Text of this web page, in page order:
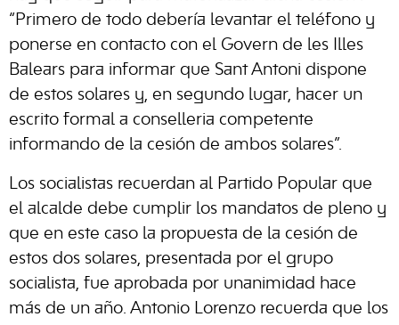
“Primero de todo debería levantar el teléfono y
ponerse en contacto con el Govern de les Illes
Balears para informar que Sant Antoni dispone
de estos solares y, en segundo lugar, hacer un
escrito formal a conselleria competente
informando de la cesión de ambos solares”.
Los socialistas recuerdan al Partido Popular que
el alcalde debe cumplir los mandatos de pleno y
que en este caso la propuesta de la cesión de
estos dos solares, presentada por el grupo
socialista, fue aprobada por unanimidad hace
más de un año. Antonio Lorenzo recuerda que los